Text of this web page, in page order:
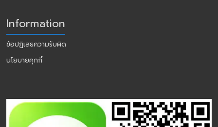
Information
ข้อปฏิเสธความรับผิด
นโยบายคุกกี้